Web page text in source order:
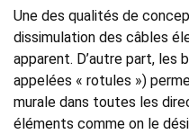
Une des qualités de
dissimulation des câbles
apparent. D’autre part, les
appelées « rotules »)
murale dans toutes les
éléments comme on le